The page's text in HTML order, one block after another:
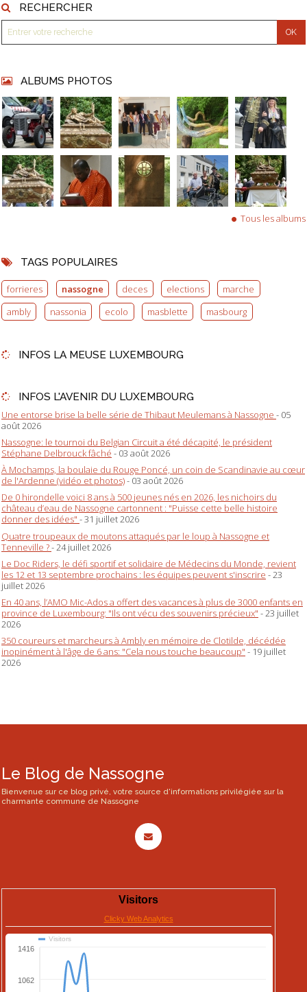
RECHERCHER
ALBUMS PHOTOS
Tous les albums
TAGS POPULAIRES
forrieres nassogne deces elections
marche
ambly
nassonia ecolo masblette masbourg
INFOS LA MEUSE LUXEMBOURG
INFOS L'AVENIR DU LUXEMBOURG
Une entorse brise la belle série de Thibaut Meulemans à Nassogne - 05
août 2026
Nassogne: le tournoi du Belgian Circuit a été décapité, le président
Stéphane Delbrouck fâché - 03 août 2026
À Mochamps, la boulaie du Rouge Poncé, un coin de Scandinavie au cœur
de l'Ardenne (vidéo et photos)- 03 août 2026
De 0 hirondelle voici 8 ans à 500 jeunes nés en 2026, les nichoirs du
château d’eau de Nassogne cartonnent : "Puisse cette belle histoire
donner des idées" - 31 juillet 2026
Quatre troupeaux de moutons attaqués par le loup à Nassogne et
Tenneville ?- 24 juillet 2026
Le Doc Riders, le défi sportif et solidaire de Médecins du Monde, revient
les 12 et 13 septembre prochains : les équipes peuvent s'inscrire - 23
juillet 2026
En 40 ans, l’AMO Mic-Ados a offert des vacances à plus de 3000 enfants en
province de Luxembourg: "Ils ont vécu des souvenirs précieux" - 23 juillet
2026
350 coureurs et marcheurs à Ambly en mémoire de Clotilde, décédée
inopinément à l'âge de 6 ans: "Cela nous touche beaucoup" - 19 juillet
2026
Le Blog de Nassogne
Bienvenue sur ce blog privé, votre source d'informations privilégiée sur la
charmante commune de Nassogne